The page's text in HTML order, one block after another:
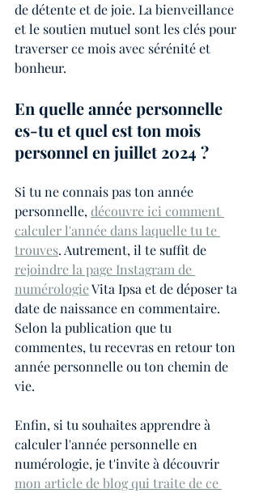
de détente et de joie. La bienveillance
et le soutien mutuel sont les clés pour
traverser ce mois avec sérénité et
bonheur.
En quelle année personnelle
es-tu et quel est ton mois
personnel en juillet 2024 ?
Si tu ne connais pas ton année
personnelle, découvre ici comment
calculer l'année dans laquelle tu te
trouves. Autrement, il te suffit de
rejoindre la page Instagram de
numérologie Vita Ipsa et de déposer ta
date de naissance en commentaire.
Selon la publication que tu
commentes, tu recevras en retour ton
année personnelle ou ton chemin de
vie.
Enfin, si tu souhaites apprendre à
calculer l'année personnelle en
numérologie, je t'invite à découvrir
mon article de blog qui traite de ce